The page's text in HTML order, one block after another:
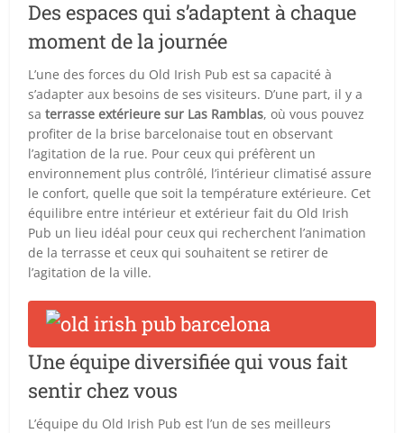
Des espaces qui s’adaptent à chaque
moment de la journée
L’une des forces du Old Irish Pub est sa capacité à
s’adapter aux besoins de ses visiteurs. D’une part, il y a
saterrasse extérieure sur Las Ramblas, où vous pouvez
profiter de la brise barcelonaise tout en observant
l’agitation de la rue. Pour ceux qui préfèrent un
environnement plus contrôlé, l’intérieur climatisé assure
le confort, quelle que soit la température extérieure. Cet
équilibre entre intérieur et extérieur fait du Old Irish
Pub un lieu idéal pour ceux qui recherchent l’animation
de la terrasse et ceux qui souhaitent se retirer de
l’agitation de la ville.
Une équipe diversifiée qui vous fait
sentir chez vous
L’équipe du Old Irish Pub est l’un de ses meilleurs